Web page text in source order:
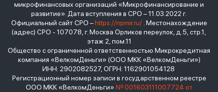
микрофинансовых организаций «Микрофинансирование и
развитие». Дата вступления в СРО – 11.03.2022 г.
Официальный сайт СРО –https://npmir.ru/. Местонахождение
(адрес) СРО - 107078, г. Москва Орликов переулок, д.5, стр.1,
этаж 2, пом.11
Общество с ограниченной ответственностью Микрокредитная
компания «ВелкомДеньги» (ООО МКК «ВелкомДеньги»)
ИНН: 2902082527, ОГРН: 1162901054128
Регистрационный номер записи в государственном реестре
ООО МКК «ВелкомДеньги» № 001603111007724 от